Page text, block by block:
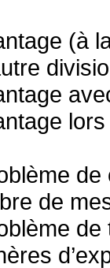
(à
de
de